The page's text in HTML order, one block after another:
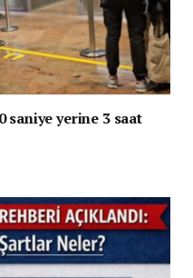
saniye yerine 3 saat